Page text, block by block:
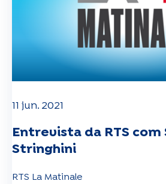
11 jun. 2021
Entrevista da RTS com
Stringhini
RTS La Matinale